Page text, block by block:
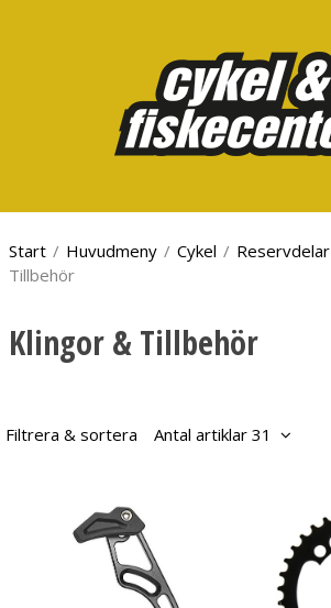
Start / Huvudmeny / Cykel / Reservdelar
Tillbehör
Klingor & Tillbehör
Filtrera & sortera Antal artiklar 31